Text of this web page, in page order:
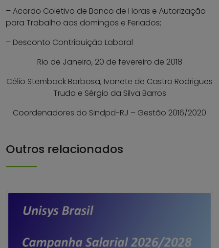
– Acordo Coletivo de Banco de Horas e Autorização
para Trabalho aos domingos e Feriados;
– Desconto Contribuição Laboral
Rio de Janeiro, 20 de fevereiro de 2018
Célio Stemback Barbosa, Ivonete de Castro Rodrigues
Truda e Sérgio da Silva Barros
Coordenadores do Sindpd-RJ – Gestão 2016/2020
Outros relacionados